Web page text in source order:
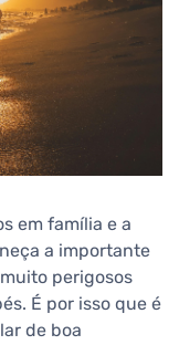
em família e a
a importante
perigosos
É por isso que é
de boa